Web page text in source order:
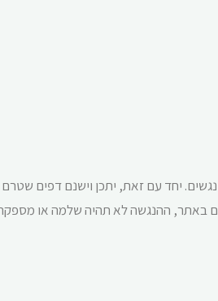
יחד עם זאת, יתכן וישנם דפים
באתר, ההנגשה לא תהיה שלמה או